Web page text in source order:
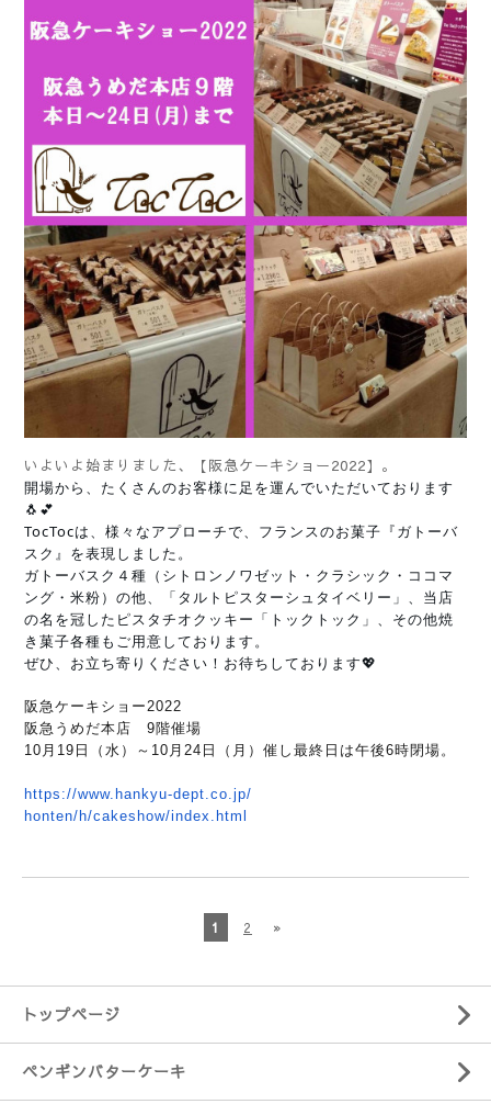
いよいよ始まりました、【阪急ケーキショー2022】。
開場から、たくさんのお客様に足を運んでいただいております
🐧💕
TocTocは、様々なアプローチで、フランスのお菓子『ガトーバ
スク』を表現しました。
ガトーバスク４種（シトロンノワゼット・クラシック・ココマ
ング・米粉）の他、「タルトピスターシュタイベリー」、当店
の名を冠したピスタチオクッキー「トックトック」、その他焼
き菓子各種もご用意しております。
ぜひ、お立ち寄りください！お待ちしております💖
阪急ケーキショー2022
阪急うめだ本店 9階催場
10月19日（水）～10月24日（月） 催し最終日は午後6時閉場。
https://www.hankyu-dept.co.jp/
honten/h/cakeshow/index.html
1 2 »
トップページ
ペンギンバターケーキ